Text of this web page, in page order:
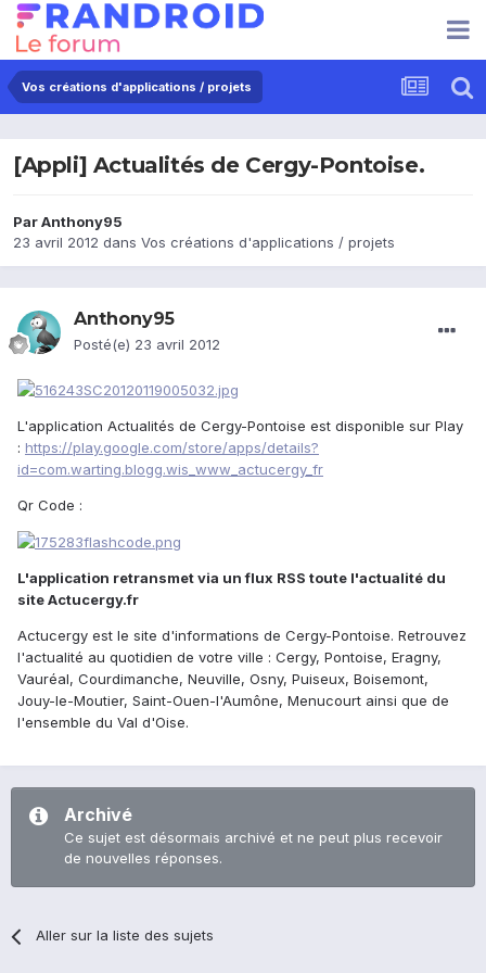
Vos créations d'applications / projets
[Appli] Actualités de Cergy-Pontoise.
ParAnthony95
23 avril 2012 dans Vos créations d'applications / projets
Anthony95
Posté(e) 23 avril 2012
L'application Actualités de Cergy-Pontoise est disponible sur Play
: https://play.google.com/store/apps/details?
id=com.warting.blogg.wis_www_actucergy_fr
Qr Code :
L'application retransmet via un flux RSS toute l'actualité du
site Actucergy.fr
Actucergy est le site d'informations de Cergy-Pontoise. Retrouvez
l'actualité au quotidien de votre ville : Cergy, Pontoise, Eragny,
Vauréal, Courdimanche, Neuville, Osny, Puiseux, Boisemont,
Jouy-le-Moutier, Saint-Ouen-l'Aumône, Menucourt ainsi que de
l'ensemble du Val d'Oise.
Archivé
Ce sujet est désormais archivé et ne peut plus recevoir
de nouvelles réponses.
Aller sur la liste des sujets